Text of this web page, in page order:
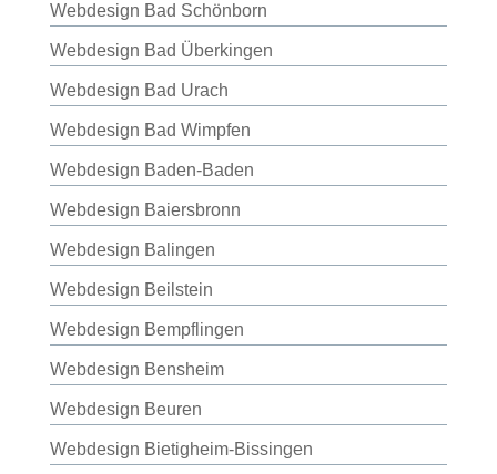
Webdesign Bad Schönborn
Webdesign Bad Überkingen
Webdesign Bad Urach
Webdesign Bad Wimpfen
Webdesign Baden-Baden
Webdesign Baiersbronn
Webdesign Balingen
Webdesign Beilstein
Webdesign Bempflingen
Webdesign Bensheim
Webdesign Beuren
Webdesign Bietigheim-Bissingen